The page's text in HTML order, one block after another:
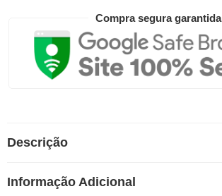
Compra segura garantida
Descrição
Informação Adicional